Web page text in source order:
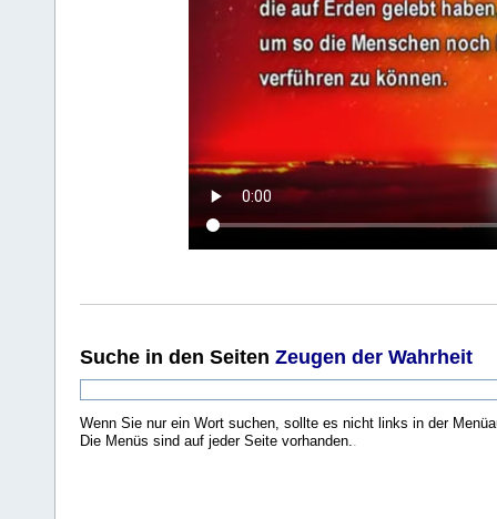
Suche in den Seiten Zeugen der Wahrheit
Wenn Sie nur ein Wort suchen, sollte es nicht links in der
Die Menüs sind auf jeder Seite vorhanden..